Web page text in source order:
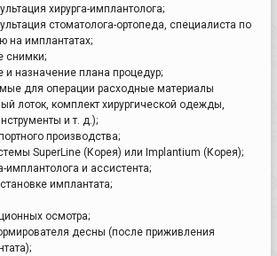
хирурга-имплантолога;
стоматолога-ортопеда, специалиста по
на имплантатах;
снимки;
и назначение плана процедур;
для операции расходные материалы
лоток, комплект хирургической одежды,
и т. д.);
производства;
SuperLine (Корея) или Implantium (Корея);
имплантолога и ассистента;
имплантата;
осмотра;
десны (после приживления